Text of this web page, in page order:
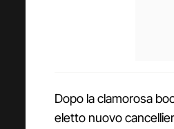
Dopo la clamorosa
eletto nuovo